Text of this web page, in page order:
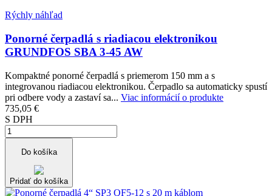
Rýchly náhľad
Ponorné čerpadlá s riadiacou elektronikou
GRUNDFOS SBA 3-45 AW
Kompaktné ponorné čerpadlá s priemerom 150 mm a s
integrovanou riadiacou elektronikou. Čerpadlo sa automaticky spustí
pri odbere vody a zastaví sa... Viac informácií o produkte
735,05 €
S DPH
Do košíka
Pridať do košíka